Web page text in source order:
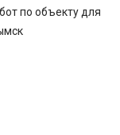
по объекту для